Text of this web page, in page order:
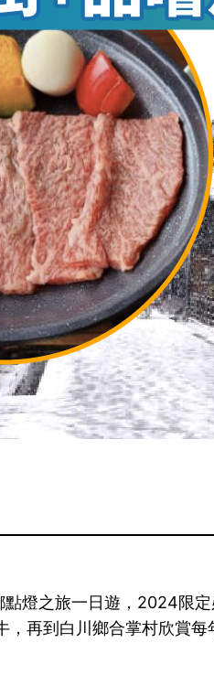
燈之旅一日遊，2024限
，再到白川鄉合掌村欣賞